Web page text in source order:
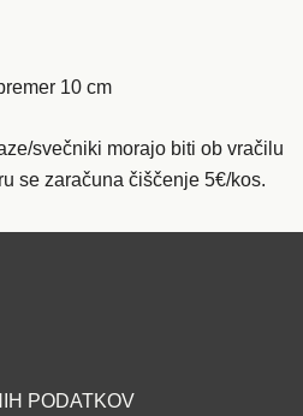
10 cm
svečniki morajo biti ob vračilu
se zaračuna čiščenje 5€/kos.
PODATKOV